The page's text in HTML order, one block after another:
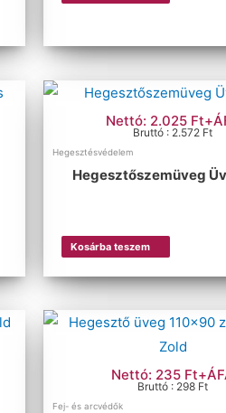
Nettó: 2.025
Bruttó : 2.572 Ft
Hegesztésvédelem
Hegesztőszemüveg
Kosárba teszem
Nettó: 235
Bruttó : 298 Ft
Fej- és arcvédők